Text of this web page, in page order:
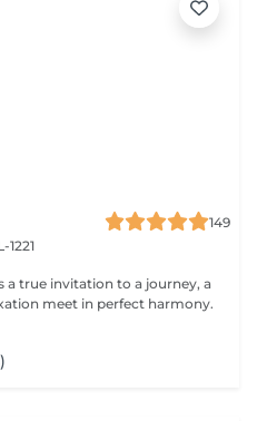
149
1221
a true invitation to a journey, a
meet in perfect harmony.